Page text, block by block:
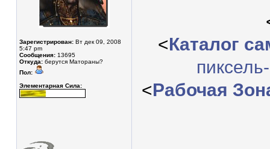
Зарегистрирован: Вт дек 09, 2008
5:47 pm
Сообщения: 13695
Откуда: берутся Матораны?
Пол:
Элементарная Сила:
<Каталог
<Рабочая